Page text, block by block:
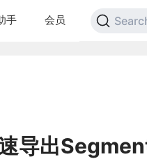
手 会员
导出